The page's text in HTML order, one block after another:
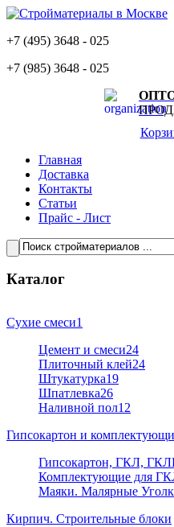
+7 (495) 3648 - 025
+7 (985) 3648 - 025
Главная
Доставка
Контакты
Статьи
Прайс - Лист
Каталог
Сухие смеси1
Цемент и смеси24
Плиточный клей24
Штукатурка19
Шпатлевка26
Наливной пол12
Гипсокартон и
Гипсокартон, ГКЛ,
Комплектующие для
Маяки. Малярные
Кирпич. Строительные блоки